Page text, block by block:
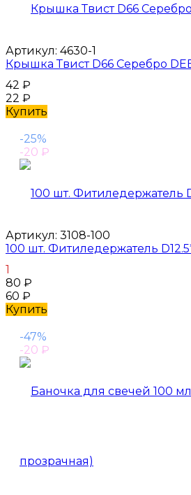
Артикул: 4630-1
Крышка Твист D66 Серебро
42 ₽
22 ₽
Купить
-25%
-20 ₽
Артикул: 3108-100
100 шт. Фитиледержатель
1
80 ₽
60 ₽
Купить
-47%
-20 ₽